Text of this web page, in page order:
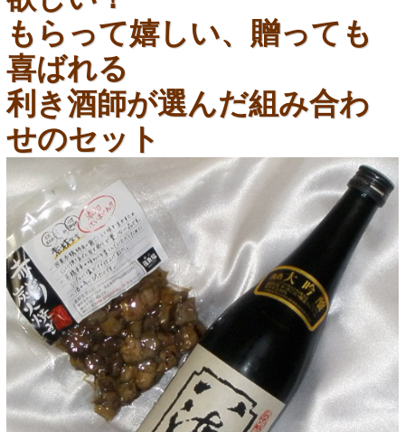
もらって嬉しい、贈っても
喜ばれる
利き酒師が選んだ組み合わ
せのセット